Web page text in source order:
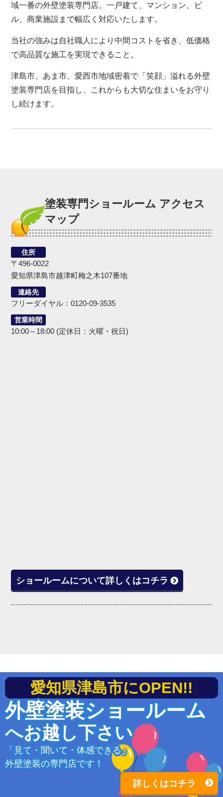
域一番の外壁塗装専門店。一戸建て、マンション、ビ
ル、商業施設まで幅広く対応いたします。
当社の強みは自社職人により中間コストを省き、低価格
で高品質な施工を実現できること。
津島市、あま市、愛西市地域密着で「笑顔」溢れる外壁
塗装専門店を目指し、これからも大切な住まいをお守り
し続けます。
塗装専門ショールーム アクセス
マップ
住所
〒496-0022
愛知県津島市越津町梅之木107番地
連絡先
フリーダイヤル：0120-09-3535
営業時間
10:00～18:00 (定休日：火曜・祝日)
ショールームについて詳しくはコチラ
愛知県津島市にOPEN!!
外壁塗装ショールーム
へお越し下さい
「見て・聞いて・体感できる」
外壁塗装の専門店です！
詳しくはコチラ